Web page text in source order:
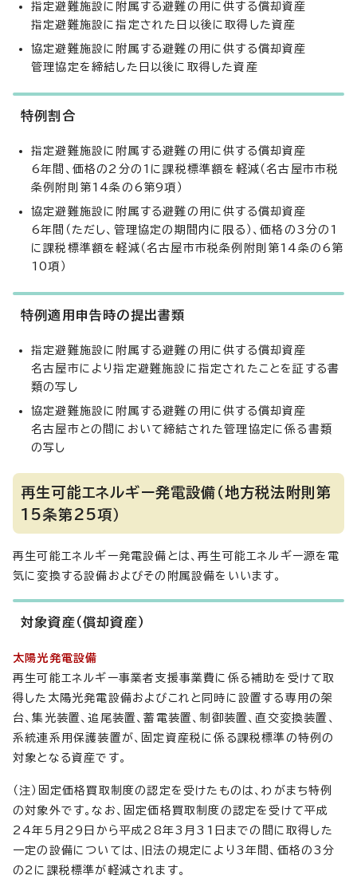
指定避難施設に附属する避難の用に供する償却資産
指定避難施設に指定された日以後に取得した資産
協定避難施設に附属する避難の用に供する償却資産
管理協定を締結した日以後に取得した資産
特例割合
指定避難施設に附属する避難の用に供する償却資産
6年間、価格の2分の1に課税標準額を軽減（名古屋市市税
条例附則第14条の6第9項）
協定避難施設に附属する避難の用に供する償却資産
6年間（ただし、管理協定の期間内に限る）、価格の3分の1
に課税標準額を軽減（名古屋市市税条例附則第14条の6第
10項）
特例適用申告時の提出書類
指定避難施設に附属する避難の用に供する償却資産
名古屋市により指定避難施設に指定されたことを証する書
類の写し
協定避難施設に附属する避難の用に供する償却資産
名古屋市との間において締結された管理協定に係る書類
の写し
再生可能エネルギー発電設備（地方税法附則第
15条第25項）
再生可能エネルギー発電設備とは、再生可能エネルギー源を電
気に変換する設備およびその附属設備をいいます。
対象資産（償却資産）
太陽光発電設備
再生可能エネルギー事業者支援事業費に係る補助を受けて取
得した太陽光発電設備およびこれと同時に設置する専用の架
台、集光装置、追尾装置、蓄電装置、制御装置、直交変換装置、
系統連系用保護装置が、固定資産税に係る課税標準の特例の
対象となる資産です。
（注）固定価格買取制度の認定を受けたものは、わがまち特例
の対象外です。なお、固定価格買取制度の認定を受けて平成
24年5月29日から平成28年3月31日までの間に取得した
一定の設備については、旧法の規定により3年間、価格の3分
の2に課税標準が軽減されます。